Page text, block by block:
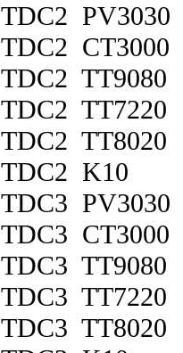
TDC2 PV3030
TDC2 CT3000
TDC2 TT9080
TDC2 TT7220
TDC2 TT8020
TDC2 K10
TDC3 PV3030
TDC3 CT3000
TDC3 TT9080
TDC3 TT7220
TDC3 TT8020